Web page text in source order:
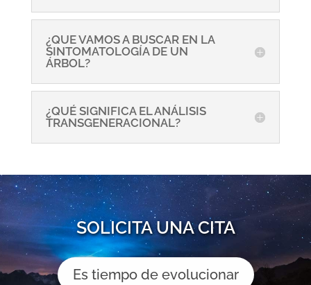
¿QUE VAMOS A BUSCAR EN LA
SINTOMATOLOGÍA DE UN
ÁRBOL?
¿QUÉ SIGNIFICA EL ANÁLISIS
TRANSGENERACIONAL?
SOLICITA UNA CITA
Es tiempo de evolucionar